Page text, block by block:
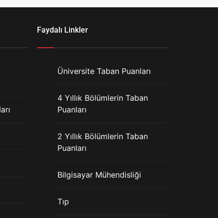
Faydalı Linkler
Üniversite Taban Puanları
4 Yıllık Bölümlerin Taban
Puanları
2 Yıllık Bölümlerin Taban
Puanları
Bilgisayar Mühendisliği
Tıp